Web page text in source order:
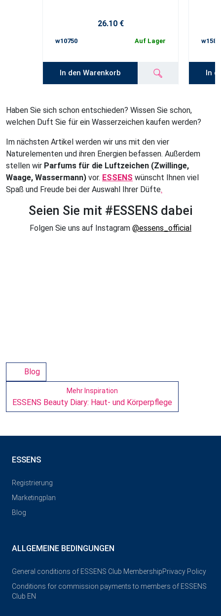
26.10 €
w10750 Auf Lager
In den Warenkorb In
Haben Sie sich schon entschieden? Wissen Sie schon,
welchen Duft Sie für ein Wasserzeichen kaufen werden?
Im nächsten Artikel werden wir uns mit den vier
Naturelementen und ihren Energien befassen. Außerdem
stellen wir Parfums für die Luftzeichen (Zwillinge,
Waage, Wassermann) vor. ESSENS wünscht Ihnen viel
Spaß und Freude bei der Auswahl Ihrer Düfte.
Seien Sie mit #ESSENS dabei
Folgen Sie uns auf Instagram @essens_official
Blog
Mehr Inspiration
ESSENS Beauty Diary: Haut- und Körperpflege
ESSENS
Registrierung
Marketingplan
Blog
ALLGEMEINE BEDINGUNGEN
General conditions of ESSENS Club MembershipPrivacy Policy
Conditions for commission payments to members of ESSENS
Club EN